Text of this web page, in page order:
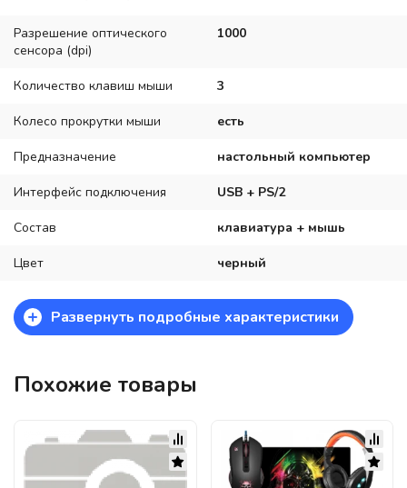
Разрешение оптического
сенсора (dpi)
1000
Количество клавиш мыши 3
Колесо прокрутки мыши есть
Предназначение настольный компьютер
Интерфейс подключения USB + PS/2
Состав клавиатура + мышь
Цвет черный
+ Развернуть подробные характеристики
Похожие товары